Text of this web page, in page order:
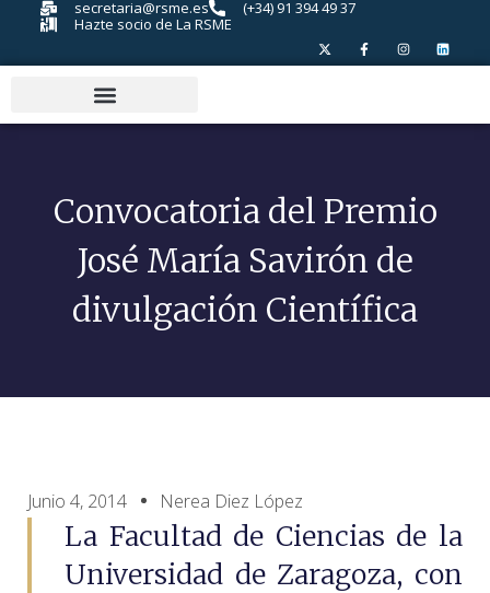
secretaria@rsme.es
(+34) 91 394 49 37
Hazte socio de La RSME
Convocatoria del Premio
José María Savirón de
divulgación Científica
Junio 4, 2014 Nerea Diez López
La Facultad de Ciencias de la
Universidad de Zaragoza, con